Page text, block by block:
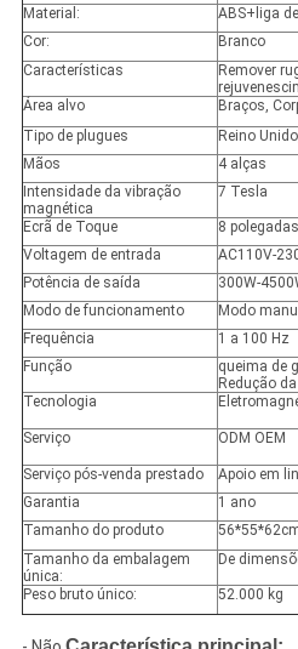
Material:
ABS+liga
Cor:
Branco
Características
Remover
Área alvo
Braços,
Tipo de plugues
Reino
Mãos
4 alças
Intensidade da vibração
magnética
7 Tesla
Ecrã de Toque
8 polegadas
Voltagem de entrada
AC110V-
Potência de saída
300W-
Modo de funcionamento
Modo
Frequência
1 a 100 Hz
Função
queima de
Redução
Tecnologia
Serviço ODM OEM
Serviço pós-venda prestado
Apoio em
Garantia
1 ano
Tamanho do produto
Tamanho da embalagem
única:
De
Peso bruto único: 52.000 kg